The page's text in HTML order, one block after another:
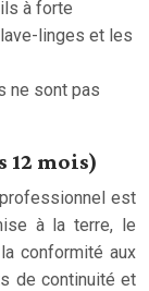
à forte
linges et les
ne sont pas
mois)
est
à la terre, le
conformité aux
de continuité et